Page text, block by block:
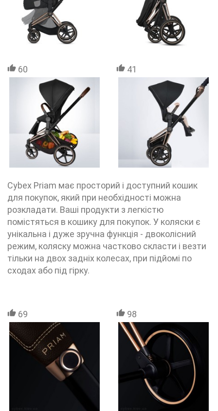
60 41
Cybex Priam має просторий і доступний кошик
для покупок, який при необхідності можна
розкладати. Ваші продукти з легкістю
помістяться в кошику для покупок. У коляски є
унікальна і дуже зручна функція - двоколісний
режим, коляску можна частково скласти і везти
тільки на двох задніх колесах, при підйомі по
сходах або під гірку.
69 98